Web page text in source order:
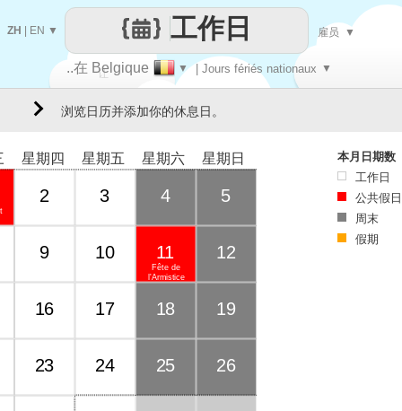
让
..在 Belgique ▼ | Jours fériés nationaux ▼
工作日
ZH EN ▼ 雇员 ▼
浏览日历并添加你的休息日。
星期四 星期五 星期六 星期日
2 3 4 5
9 10
Fête de
l'Armistice
11 12
16 17 18 19
23 24 25 26
本月日期数
工作日
公共假日
周末
假期